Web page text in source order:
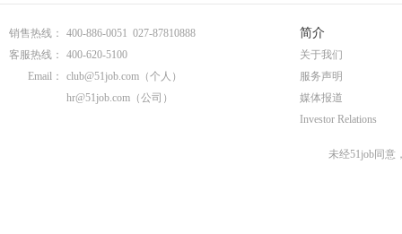
销售热线：
400-886-0051 027-87810888
客服热线：
400-620-5100
Email：
club@51job.com （个人）
hr@51job.com （公司）
简介
关于我们
服务声明
媒体报道
Investor Relations
未经51job同意